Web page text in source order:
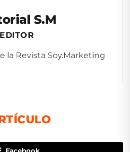
S.M
EDITOR
la Revista Soy.Marketing
Facebook